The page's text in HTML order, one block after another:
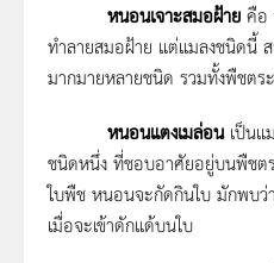
หนอนเจาะสมอฝ้าย คือ
ทำลายสมอฝ้าย แต่แมลงชนิดนี้
มากมายหลายชนิด รวมทั้งพืชตร
หนอนแตงเมล่อนเป็นแ
ชนิดหนึ่ง ที่ชอบอาศัยอยู่บนพืชต
ใบพืช หนอนจะกัดกินใบ มักพบว่
เมื่อจะเข้าดักแด้บนใบ